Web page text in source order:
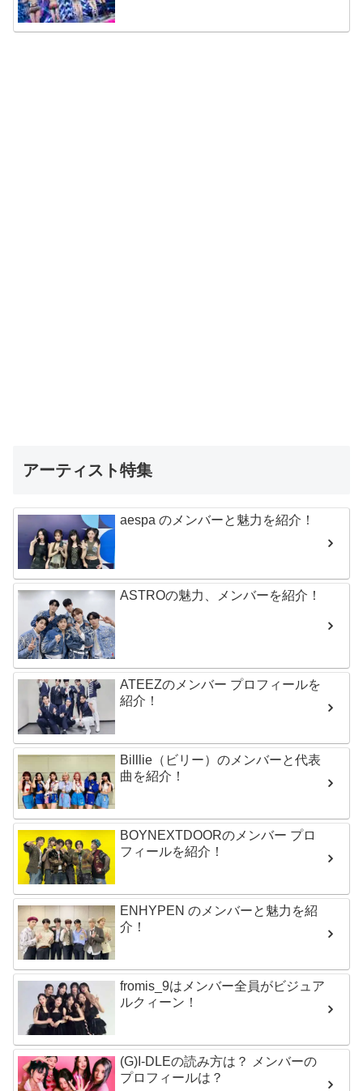
アーティスト特集
aespa のメンバーと魅力を紹介！
ASTROの魅力、メンバーを紹介！
ATEEZのメンバー プロフィールを
紹介！
Billlie（ビリー）のメンバーと代表
曲を紹介！
BOYNEXTDOORのメンバー プロ
フィールを紹介！
ENHYPEN のメンバーと魅力を紹
介！
fromis_9はメンバー全員がビジュア
ルクィーン！
(G)I-DLEの読み方は？ メンバーの
プロフィールは？